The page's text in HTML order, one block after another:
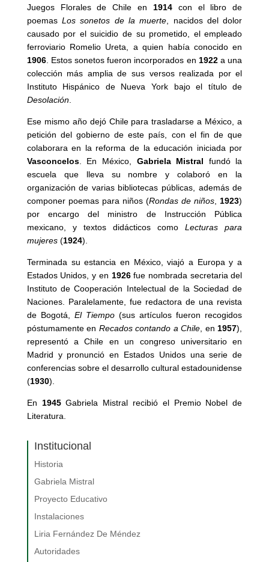
Juegos Florales de Chile en 1914con el libro de
poemasLos sonetos de la muerte, nacidos del dolor
causado por el suicidio de su prometido, el empleado
ferroviario Romelio Ureta, a quien había conocido en
1906. Estos sonetos fueron incorporados en 1922a una
colección más amplia de sus versos realizada por el
Instituto Hispánico de Nueva York bajo el título de
Desolación.
Ese mismo año dejó Chile para trasladarse a México, a
petición del gobierno de este país, con el fin de que
colaborara en la reforma de la educación iniciada por
Vasconcelos. En México, Gabriela Mistral fundó la
escuela que lleva su nombre y colaboró en la
organización de varias bibliotecas públicas, además de
componer poemas para niños (Rondas de niños,1923)
por encargo del ministro de Instrucción Pública
mexicano, y textos didácticos comoLecturas para
mujeres(1924).
Terminada su estancia en México, viajó a Europa y a
Estados Unidos, y en 1926fue nombrada secretaria del
Instituto de Cooperación Intelectual de la Sociedad de
Naciones. Paralelamente, fue redactora de una revista
de Bogotá, El Tiempo(sus artículos fueron recogidos
póstumamente en Recados contando a Chile, en1957),
representó a Chile en un congreso universitario en
Madrid y pronunció en Estados Unidos una serie de
conferencias sobre el desarrollo cultural estadounidense
(1930).
En 1945Gabriela Mistral recibió el Premio Nobel de
Literatura.
Institucional
Historia
Gabriela Mistral
Proyecto Educativo
Instalaciones
Liria Fernández De Méndez
Autoridades